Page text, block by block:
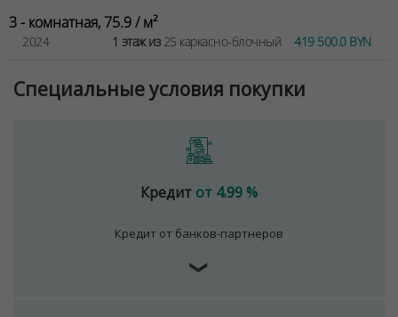
3 - комнатная, 75.9 / м²
2024 1 этаж из25 каркасно-блочный 419 500.0 BYN
Специальные условия покупки
Кредит от 4.99 %
Кредит от банков-партнеров
❯